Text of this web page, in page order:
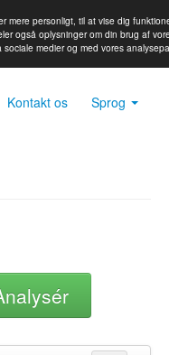
mere personligt, til at vise dig
også oplysninger om din brug af
medier og med vores
Kontakt os Sprog